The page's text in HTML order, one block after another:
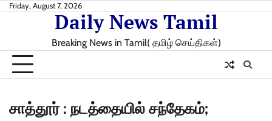
SkipFriday, August 7, 2026
Daily News Tamil
Breaking News in Tamil( தமிழ் செய்திகள்)
சாத்தூர் : நடத்தையில் சந்தேகம்;